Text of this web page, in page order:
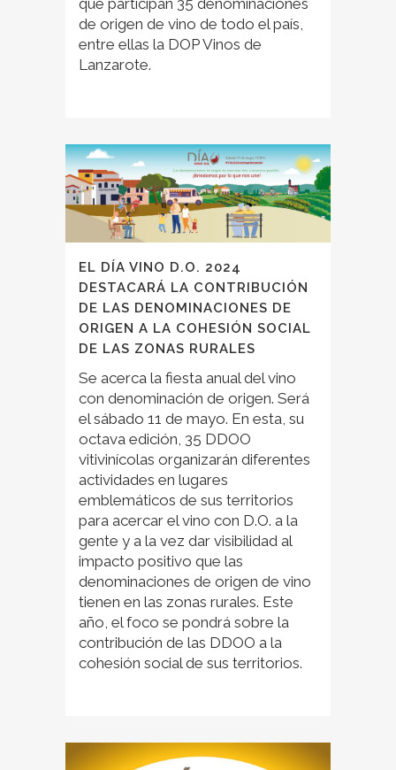
de origen de vino de todo el país,
entre ellas la DOP Vinos de
Lanzarote.
EL DÍA VINO D.O. 2024
DESTACARÁ LA CONTRIBUCIÓN
DE LAS DENOMINACIONES DE
ORIGEN A LA COHESIÓN SOCIAL
DE LAS ZONAS RURALES
Se acerca la fiesta anual del vino
con denominación de origen. Será
el sábado 11 de mayo. En esta, su
octava edición, 35 DDOO
vitivinícolas organizarán diferentes
actividades en lugares
emblemáticos de sus territorios
para acercar el vino con D.O. a la
gente y a la vez dar visibilidad al
impacto positivo que las
denominaciones de origen de vino
tienen en las zonas rurales. Este
año, el foco se pondrá sobre la
contribución de las DDOO a la
cohesión social de sus territorios.